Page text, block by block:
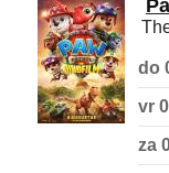
do
vr
za